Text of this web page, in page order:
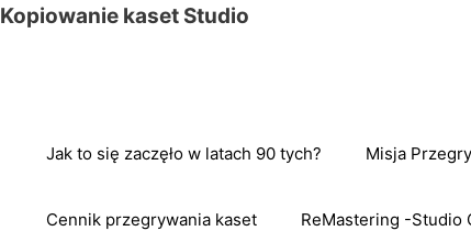
Kopiowanie kaset Studio
Jak to się zaczęło w latach 90 tych? Misja
Cennik przegrywania kaset ReMastering -Studio